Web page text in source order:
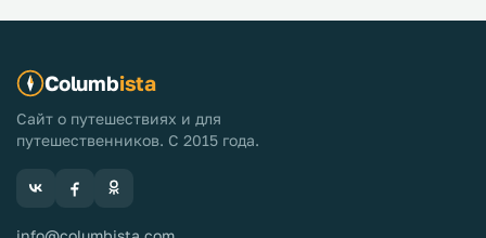
Columbista
Сайт о путешествиях и для
путешественников. С 2015 года.